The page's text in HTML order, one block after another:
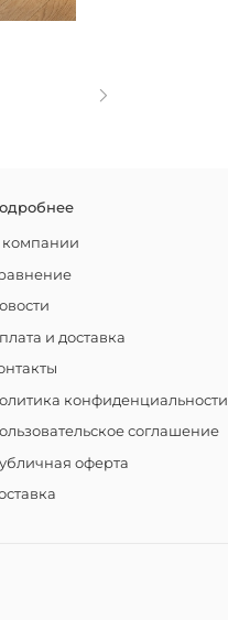
и доставка
конфиденциальности
соглашение
оферта